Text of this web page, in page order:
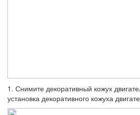
1. Снимите декоративный кожух
установка декоративного кожуха